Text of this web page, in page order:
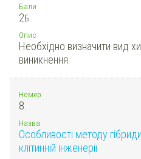
Бали
2Б.
Опис
Необхідно визначити вид
виникнення.
Номер
8.
Назва
Особливості методу
клітинній інженерії